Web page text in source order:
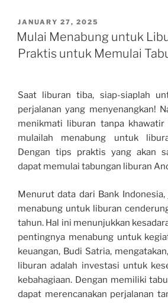
POSTED
ON
JANUARY 27, 2025
Mulai Menabung untuk
Praktis untuk Memulai
Saat liburan tiba, siap-siaplah
perjalanan yang menyenangkan!
menikmati liburan tanpa khawatir
mulailah menabung untuk
Dengan tips praktis yang akan
dapat memulai tabungan liburan
Menurut data dari Bank
menabung untuk liburan
tahun. Hal ini menunjukkan
pentingnya menabung untuk
keuangan, Budi Satria,
liburan adalah investasi untuk
kebahagiaan. Dengan memiliki
dapat merencanakan perjalanan